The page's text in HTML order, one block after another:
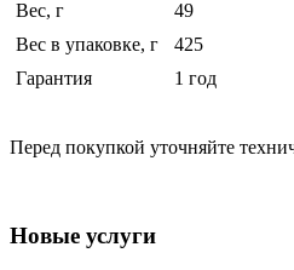
Вес, г
49
Вес в упаковке, г
425
Гарантия
1 год
Перед покупкой уточняйте
Новые услуги